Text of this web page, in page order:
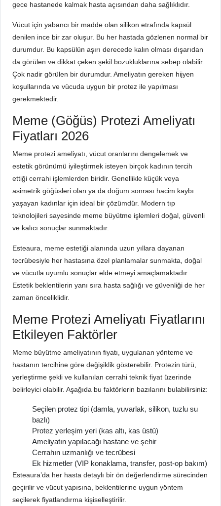
gece hastanede kalmak hasta açısından daha sağlıklıdır.
Vücut için yabancı bir madde olan silikon etrafında kapsül
denilen ince bir zar oluşur. Bu her hastada gözlenen normal bir
durumdur. Bu kapsülün aşırı derecede kalın olması dışarıdan
da görülen ve dikkat çeken şekil bozukluklarına sebep olabilir.
Çok nadir görülen bir durumdur. Ameliyatın gereken hijyen
koşullarında ve vücuda uygun bir protez ile yapılması
gerekmektedir.
Meme (Göğüs) Protezi Ameliyatı
Fiyatları 2026
Meme protezi ameliyatı, vücut oranlarını dengelemek ve
estetik görünümü iyileştirmek isteyen birçok kadının tercih
ettiği cerrahi işlemlerden biridir. Genellikle küçük veya
asimetrik göğüsleri olan ya da doğum sonrası hacim kaybı
yaşayan kadınlar için ideal bir çözümdür. Modern tıp
teknolojileri sayesinde meme büyütme işlemleri doğal, güvenli
ve kalıcı sonuçlar sunmaktadır.
Esteaura, meme estetiği alanında uzun yıllara dayanan
tecrübesiyle her hastasına özel planlamalar sunmakta, doğal
ve vücutla uyumlu sonuçlar elde etmeyi amaçlamaktadır.
Estetik beklentilerin yanı sıra hasta sağlığı ve güvenliği de her
zaman önceliklidir.
Meme Protezi Ameliyatı Fiyatlarını
Etkileyen Faktörler
Meme büyütme ameliyatının fiyatı, uygulanan yönteme ve
hastanın tercihine göre değişiklik gösterebilir. Protezin türü,
yerleştirme şekli ve kullanılan cerrahi teknik fiyat üzerinde
belirleyici olabilir. Aşağıda bu faktörlerin bazılarını bulabilirsiniz:
Seçilen protez tipi (damla, yuvarlak, silikon, tuzlu su
bazlı)
Protez yerleşim yeri (kas altı, kas üstü)
Ameliyatın yapılacağı hastane ve şehir
Cerrahın uzmanlığı ve tecrübesi
Ek hizmetler (VIP konaklama, transfer, post-op bakım)
Esteaura’da her hasta detaylı bir ön değerlendirme sürecinden
geçirilir ve vücut yapısına, beklentilerine uygun yöntem
seçilerek fiyatlandırma kişiselleştirilir.